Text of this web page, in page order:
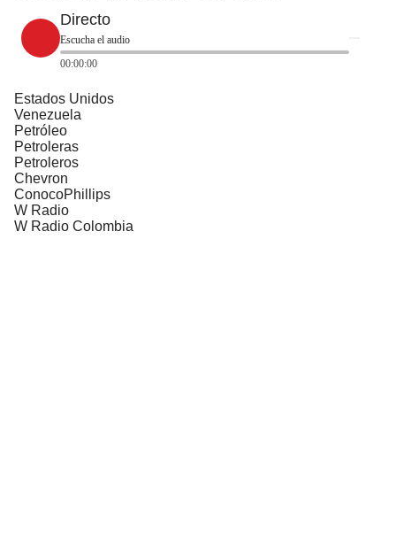
Directo
Escucha el audio
00:00:00
Estados Unidos
Venezuela
Petróleo
Petroleras
Petroleros
Chevron
ConocoPhillips
W Radio
W Radio Colombia